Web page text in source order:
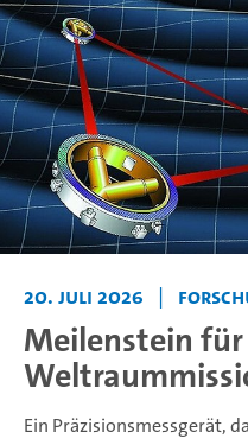
20. Juli 2026 |
Meilenstein für
Ein Präzisionsmessgerät,